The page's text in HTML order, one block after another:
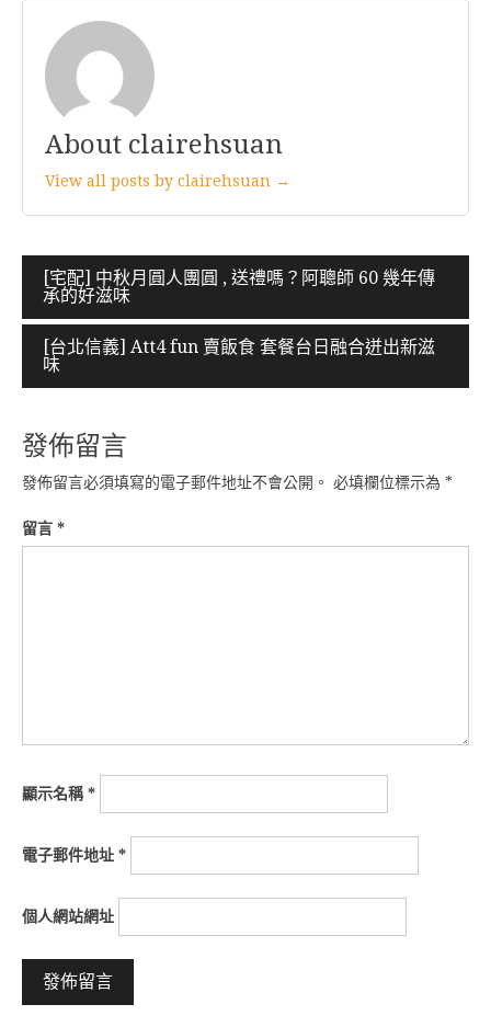
About clairehsuan
View all posts by clairehsuan →
文
章
導
覽
[宅配] 中秋月圓人團圓 , 送禮嗎？阿聰師 60 幾年傳
承的好滋味
[台北信義] Att4 fun 賣飯食 套餐台日融合迸出新滋
味
發佈留言
發佈留言必須填寫的電子郵件地址不會公開。 必填欄位標示為 *
留言 *
顯示名稱*
電子郵件地址 *
個人網站網址